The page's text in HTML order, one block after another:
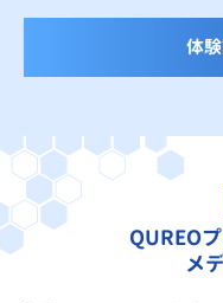
体
QUREO
メ